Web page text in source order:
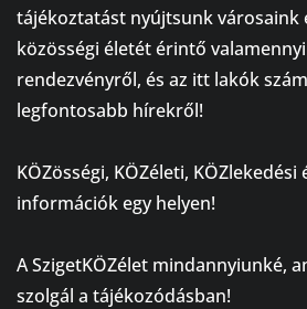
tájékoztatást nyújtsunk városaink
közösségi életét érintő
rendezvényről, és az itt lakók
legfontosabb hírekről!
KÖZösségi, KÖZéleti, KÖZlekedési
információk egy helyen!
A SzigetKÖZélet mindannyiunké,
szolgál a tájékozódásban!